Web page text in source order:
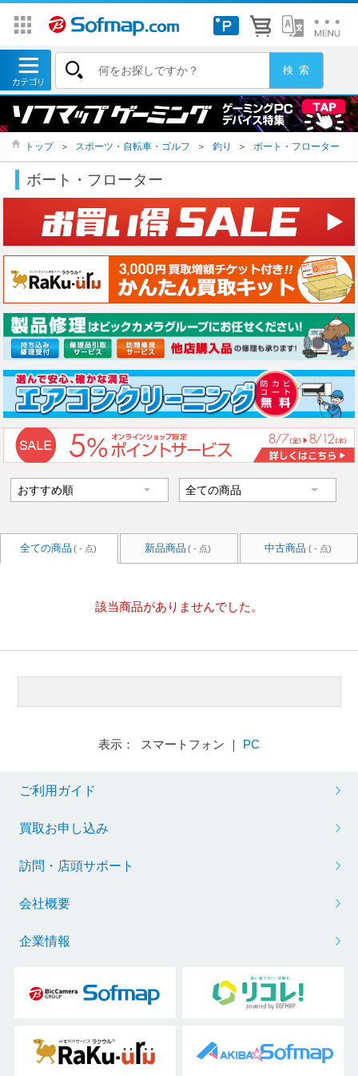
トップ ＞ スポーツ・自転車・ゴルフ ＞ 釣り ＞ ボート・フローター
ボート・フローター
全ての商品 ( - 点) 新品商品 ( - 点) 中古商品 ( - 点)
該当商品がありませんでした。
表示： スマートフォン ｜ PC
ご利用ガイド
買取お申し込み
訪問・店頭サポート
会社概要
企業情報